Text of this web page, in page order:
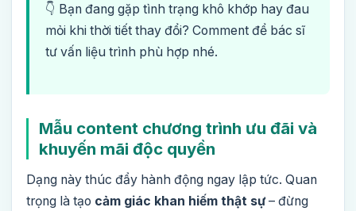
👇 Bạn đang gặp tình trạng khô khớp hay đau
mỏi khi thời tiết thay đổi? Comment để bác sĩ
tư vấn liệu trình phù hợp nhé.
Mẫu content chương trình ưu đãi và
khuyến mãi độc quyền
Dạng này thúc đẩy hành động ngay lập tức. Quan
trọng là tạo cảm giác khan hiếm thật sự– đừng